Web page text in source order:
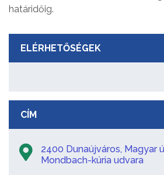
határidőig.
ELÉRHETŐSÉGEK
CÍM
2400 Dunaújváros, Magyar
Mondbach-kúria udvara